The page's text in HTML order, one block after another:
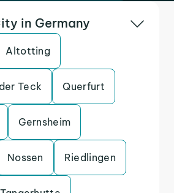
in Germany
Altotting
Teck Querfurt
Gernsheim
Nossen Riedlingen